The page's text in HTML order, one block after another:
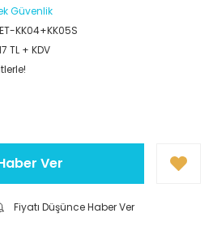
Güvenlik
KK04+KK05​S
TL + KDV
Ver
Fiyatı Düşünce Haber Ver